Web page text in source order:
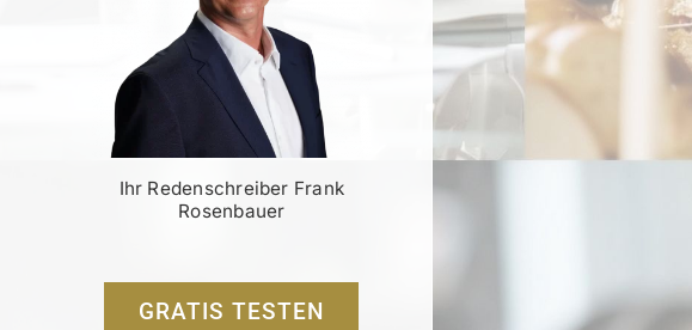
Ihr Redenschreiber Frank
Rosenbauer
GRATIS TESTEN